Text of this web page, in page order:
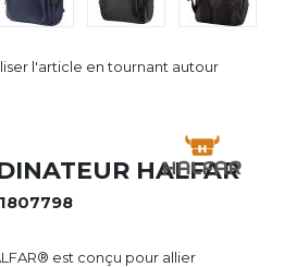
l'article en tournant autour
HALFAR
1807798
est conçu pour allier